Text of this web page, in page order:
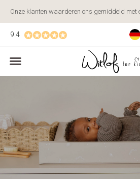
9.4
Onze klanten waarderen ons gemiddeld met